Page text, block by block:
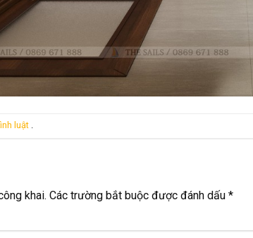
luật .
khai. Các trường bắt buộc được đánh dấu *